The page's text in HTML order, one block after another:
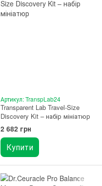
Артикул: TranspLab24
Transparent Lab Travel-Size
Discovery Kit – набір мініатюр
2 682 грн
Купити